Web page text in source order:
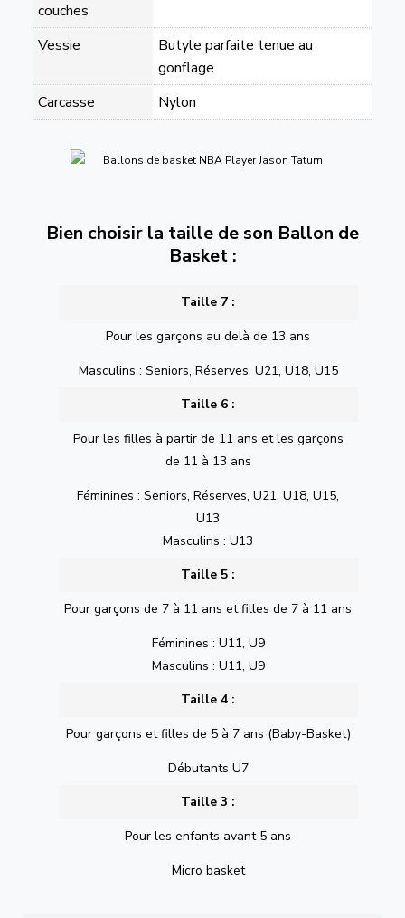
couches
Vessie
Butyle parfaite tenue au
gonflage
Carcasse
Nylon
Bien choisir la taille de son Ballon de
Basket :
Taille 7 :
Pour les garçons au delà de 13 ans
Masculins : Seniors, Réserves, U21, U18, U15
Taille 6 :
Pour les filles à partir de 11 ans et les garçons
de 11 à 13 ans
Féminines : Seniors, Réserves, U21, U18, U15,
U13
Masculins : U13
Taille 5 :
Pour garçons de 7 à 11 ans et filles de 7 à 11 ans
Féminines : U11, U9
Masculins : U11, U9
Taille 4 :
Pour garçons et filles de 5 à 7 ans (Baby-Basket)
Débutants U7
Taille 3 :
Pour les enfants avant 5 ans
Micro basket